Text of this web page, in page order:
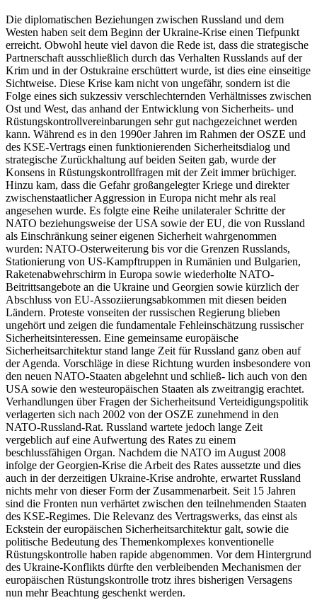
Die diplomatischen Beziehungen zwischen Russland und dem
Westen haben seit dem Beginn der Ukraine-Krise einen Tiefpunkt
erreicht. Obwohl heute viel davon die Rede ist, dass die strategische
Partnerschaft ausschließlich durch das Verhalten Russlands auf der
Krim und in der Ostukraine erschüttert wurde, ist dies eine einseitige
Sichtweise. Diese Krise kam nicht von ungefähr, sondern ist die
Folge eines sich sukzessiv verschlechternden Verhältnisses zwischen
Ost und West, das anhand der Entwicklung von Sicherheits- und
Rüstungskontrollvereinbarungen sehr gut nachgezeichnet werden
kann. Während es in den 1990er Jahren im Rahmen der OSZE und
des KSE-Vertrags einen funktionierenden Sicherheitsdialog und
strategische Zurückhaltung auf beiden Seiten gab, wurde der
Konsens in Rüstungskontrollfragen mit der Zeit immer brüchiger.
Hinzu kam, dass die Gefahr großangelegter Kriege und direkter
zwischenstaatlicher Aggression in Europa nicht mehr als real
angesehen wurde. Es folgte eine Reihe unilateraler Schritte der
NATO beziehungsweise der USA sowie der EU, die von Russland
als Einschränkung seiner eigenen Sicherheit wahrgenommen
wurden: NATO-Osterweiterung bis vor die Grenzen Russlands,
Stationierung von US-Kampftruppen in Rumänien und Bulgarien,
Raketenabwehrschirm in Europa sowie wiederholte NATO-
Beitrittsangebote an die Ukraine und Georgien sowie kürzlich der
Abschluss von EU-Assoziierungsabkommen mit diesen beiden
Ländern. Proteste vonseiten der russischen Regierung blieben
ungehört und zeigen die fundamentale Fehleinschätzung russischer
Sicherheitsinteressen. Eine gemeinsame europäische
Sicherheitsarchitektur stand lange Zeit für Russland ganz oben auf
der Agenda. Vorschläge in diese Richtung wurden insbesondere von
den neuen NATO-Staaten abgelehnt und schließ- lich auch von den
USA sowie den westeuropäischen Staaten als zweitrangig erachtet.
Verhandlungen über Fragen der Sicherheitsund Verteidigungspolitik
verlagerten sich nach 2002 von der OSZE zunehmend in den
NATO-Russland-Rat. Russland wartete jedoch lange Zeit
vergeblich auf eine Aufwertung des Rates zu einem
beschlussfähigen Organ. Nachdem die NATO im August 2008
infolge der Georgien-Krise die Arbeit des Rates aussetzte und dies
auch in der derzeitigen Ukraine-Krise androhte, erwartet Russland
nichts mehr von dieser Form der Zusammenarbeit. Seit 15 Jahren
sind die Fronten nun verhärtet zwischen den teilnehmenden Staaten
des KSE-Regimes. Die Relevanz des Vertragswerks, das einst als
Eckstein der europäischen Sicherheitsarchitektur galt, sowie die
politische Bedeutung des Themenkomplexes konventionelle
Rüstungskontrolle haben rapide abgenommen. Vor dem Hintergrund
des Ukraine-Konflikts dürfte den verbleibenden Mechanismen der
europäischen Rüstungskontrolle trotz ihres bisherigen Versagens
nun mehr Beachtung geschenkt werden.